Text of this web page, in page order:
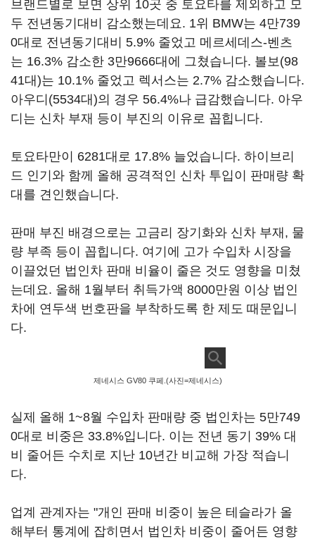
브랜드별로 보면 상위 10곳 중 토요타를 제외하고 모
두 전년동기대비 감소했는데요. 1위 BMW는 4만739
0대로 전년동기대비 5.9% 줄었고 메르세데스-벤츠
는 16.3% 감소한 3만9666대에 그쳤습니다. 볼보(98
41대)는 10.1% 줄었고 렉서스는 2.7% 감소했습니다.
아우디(5534대)의 경우 56.4%나 급감했습니다. 아우
디는 신차 부재 등이 부진의 이유로 꼽힙니다.
토요타만이 6281대로 17.8% 늘었습니다. 하이브리
드 인기와 함께 올해 공격적인 신차 투입이 판매량 확
대를 견인했습니다.
판매 부진 배경으로는 고금리 장기화와 신차 부재, 물
량 부족 등이 꼽힙니다. 여기에 고가 수입차 시장을
이끌었던 법인차 판매 비율이 줄은 것도 영향을 미쳤
는데요. 올해 1월부터 취득가액 8000만원 이상 법인
차에 연두색 번호판을 부착하도록 한 제도 때문입니
다.
제네시스 GV80 쿠페.(사진=제네시스)
실제 올해 1~8월 수입차 판매량 중 법인차는 5만749
0대로 비중은 33.8%입니다. 이는 전년 동기 39% 대
비 줄어든 수치로 지난 10년간 비교해 가장 적습니
다.
업계 관계자는 "개인 판매 비중이 높은 테슬라가 올
해부터 통계에 잡히면서 법인차 비중이 줄어든 영향